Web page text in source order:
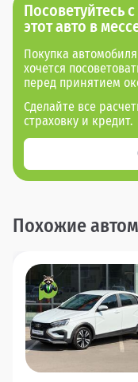
Посоветуйтесь
этот авто в
Покупка
хочется
перед принятием
Сделайте все
страховку и кредит.
Похожие